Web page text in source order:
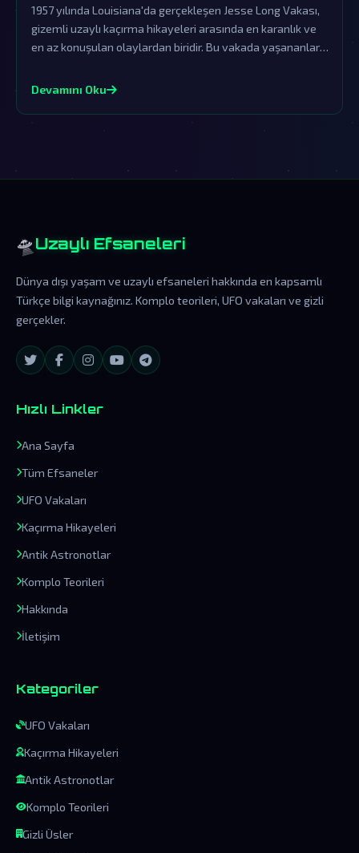
1957 yılında Louisiana'da gerçekleşen Jesse Long Vakası,
gizemli uzaylı kaçırma hikayeleri arasında en karanlık ve
en az konuşulan olaylardan biridir. Bu vakada yaşananlar,
yaşamın varlığına dair güçlü işaretler sunmaktadır.
Devamını Oku
🛸 Uzaylı Efsaneleri
Dünya dışı yaşam ve uzaylı efsaneleri hakkında en kapsamlı
Türkçe bilgi kaynağınız. Komplo teorileri, UFO vakaları ve gizli
gerçekler.
Hızlı Linkler
Ana Sayfa
Tüm Efsaneler
UFO Vakaları
Kaçırma Hikayeleri
Antik Astronotlar
Komplo Teorileri
Hakkında
İletişim
Kategoriler
UFO Vakaları
Kaçırma Hikayeleri
Antik Astronotlar
Komplo Teorileri
Gizli Üsler